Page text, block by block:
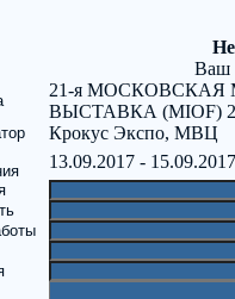
Ваш
21-я
ВЫСТАВКА (MIOF)
Крокус Экспо, МВЦ
13.09.2017 - 15.09.2017